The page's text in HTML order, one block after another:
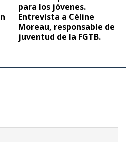
para los jóvenes.
Entrevista a Céline
Moreau, responsable de
juventud de la FGTB.